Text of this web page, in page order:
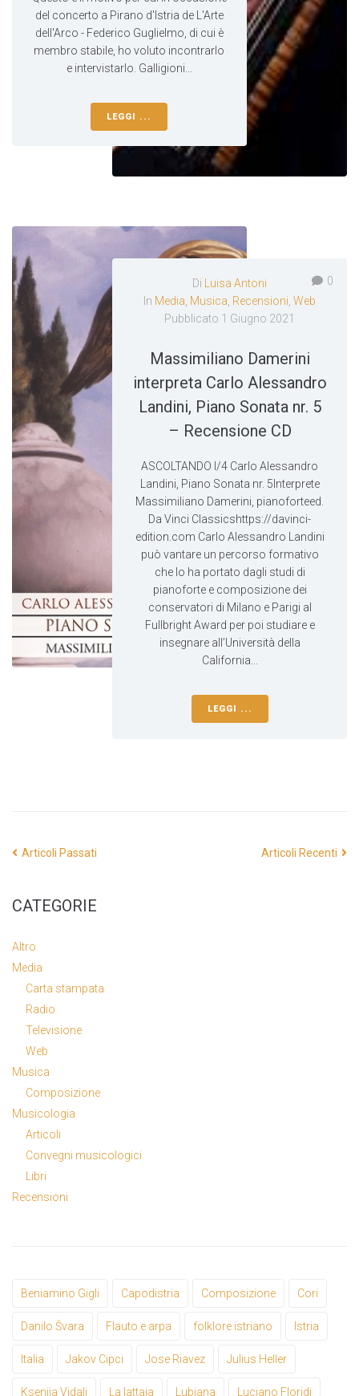
del concerto a Pirano d'Istria de L'Arte
dell'Arco - Federico Guglielmo, di cui è
membro stabile, ho voluto incontrarlo
e intervistarlo. Galligioni...
LEGGI ...
0
Di
Luisa Antoni
In Media Musica Recensioni ,Web
Pubblicato 1 Giugno 2021
Massimiliano Damerini
interpreta Carlo Alessandro
Landini, Piano Sonata nr. 5
– Recensione CD
ASCOLTANDO I/4 Carlo Alessandro
Landini, Piano Sonata nr. 5Interprete
Massimiliano Damerini, pianoforteed.
Da Vinci Classicshttps://davinci-
edition.com Carlo Alessandro Landini
può vantare un percorso formativo
che lo ha portato dagli studi di
pianoforte e composizione dei
conservatori di Milano e Parigi al
Fullbright Award per poi studiare e
insegnare all’Università della
California...
LEGGI ...
Articoli Passati Articoli Recenti
CATEGORIE
Altro
Media
Carta stampata
Radio
Televisione
Web
Musica
Composizione
Musicologia
Articoli
Convegni musicologici
Libri
Recensioni
Beniamino Gigli Capodistria Composizione Cori
Danilo Švara Flauto e arpa folklore istriano Istria
Italia Jakov Cipci Jose Riavez Julius Heller
Ksenija Vidali La lattaia Lubiana Luciano Floridi